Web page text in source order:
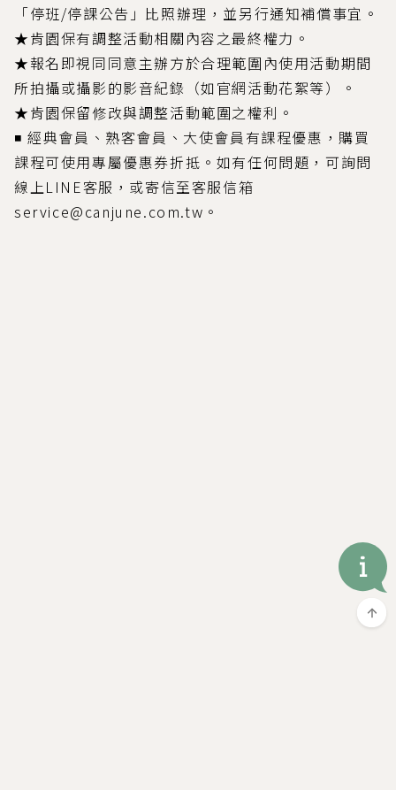
「停班/停課公告」比照辦理，並另行通知補償事宜。
★肯園保有調整活動相關內容之最終權力。
★報名即視同同意主辦方於合理範圍內使用活動期間
所拍攝或攝影的影音紀錄（如官網活動花絮等）。
★肯園保留修改與調整活動範圍之權利。
◾ 經典會員、熟客會員、大使會員有課程優惠，購買
課程可使用專屬優惠券折抵。如有任何問題，可詢問
線上LINE客服，或寄信至客服信箱
service@canjune.com.tw。